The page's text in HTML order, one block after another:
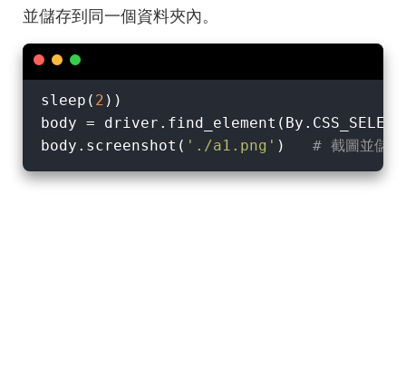
並儲存到同一個資料夾內。
sleep( 2 ))
body =
body.screenshot( './a1.png' ) # 截圖並儲存